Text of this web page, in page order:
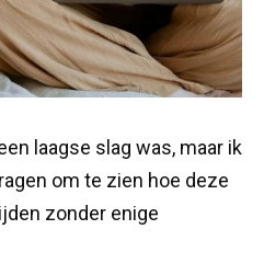
laagse slag was, maar ik
om te zien hoe deze
zonder enige